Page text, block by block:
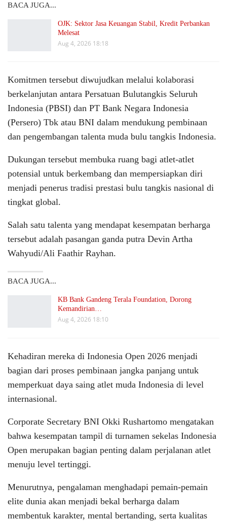
BACA JUGA...
OJK: Sektor Jasa Keuangan Stabil, Kredit Perbankan
Melesat
Aug 4, 2026 18:18
Komitmen tersebut diwujudkan melalui kolaborasi
berkelanjutan antara Persatuan Bulutangkis Seluruh
Indonesia (PBSI) dan PT Bank Negara Indonesia
(Persero) Tbk atau BNI dalam mendukung pembinaan
dan pengembangan talenta muda bulu tangkis Indonesia.
Dukungan tersebut membuka ruang bagi atlet-atlet
potensial untuk berkembang dan mempersiapkan diri
menjadi penerus tradisi prestasi bulu tangkis nasional di
tingkat global.
Salah satu talenta yang mendapat kesempatan berharga
tersebut adalah pasangan ganda putra Devin Artha
Wahyudi/Ali Faathir Rayhan.
BACA JUGA...
KB Bank Gandeng Terala Foundation, Dorong
Kemandirian…
Aug 4, 2026 18:10
Kehadiran mereka di Indonesia Open 2026 menjadi
bagian dari proses pembinaan jangka panjang untuk
memperkuat daya saing atlet muda Indonesia di level
internasional.
Corporate Secretary BNI Okki Rushartomo mengatakan
bahwa kesempatan tampil di turnamen sekelas Indonesia
Open merupakan bagian penting dalam perjalanan atlet
menuju level tertinggi.
Menurutnya, pengalaman menghadapi pemain-pemain
elite dunia akan menjadi bekal berharga dalam
membentuk karakter, mental bertanding, serta kualitas